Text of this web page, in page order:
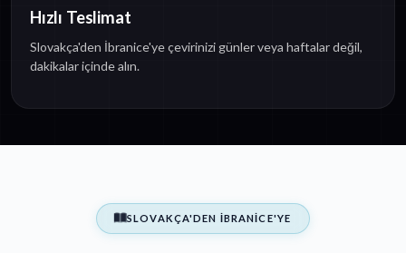
Hızlı Teslimat
Slovakça'den İbranice'ye çevirinizi günler veya haftalar değil,
dakikalar içinde alın.
SLOVAKÇA'DEN İBRANICE'YE